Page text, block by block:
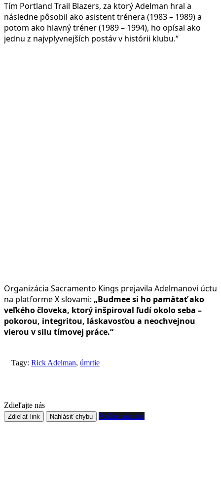
Tím Portland Trail Blazers, za ktorý Adelman hral a
následne pôsobil ako asistent trénera (1983 – 1989) a
potom ako hlavný tréner (1989 – 1994), ho opísal ako
jednu z najvplyvnejších postáv v histórii klubu.“
Organizácia Sacramento Kings prejavila Adelmanovi úctu
na platforme X slovami: „Budmee si ho pamätať ako
veľkého človeka, ktorý inšpiroval ľudí okolo seba –
pokorou, integritou, láskavosťou a neochvejnou
vierou v silu tímovej práce.“
Tagy: Rick Adelman, úmrtie
Zdieľajte nás
Zdieľať link Nahlásiť chybu Pošlite nám tip